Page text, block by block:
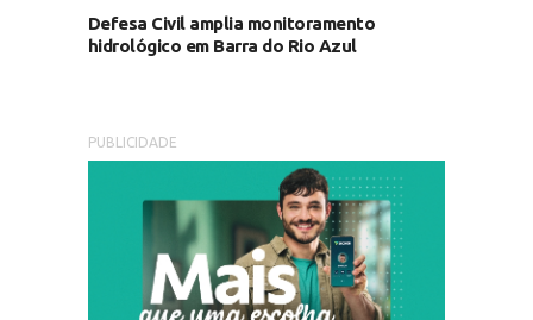
Defesa Civil amplia monitoramento
hidrológico em Barra do Rio Azul
PUBLICIDADE